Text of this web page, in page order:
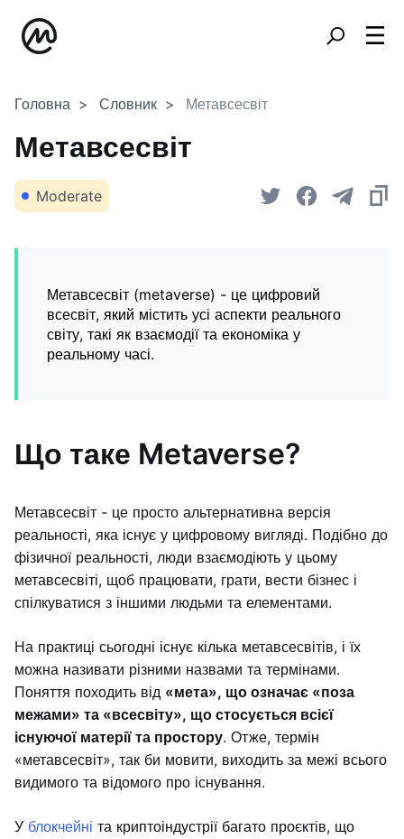
Головна Словник Метавсесвіт
Метавсесвіт
Moderate
Метавсесвіт (metaverse) - це цифровий
всесвіт, який містить усі аспекти реального
світу, такі як взаємодії та економіка у
реальному часі.
Що таке Metaverse?
Метавсесвіт - це просто альтернативна версія
реальності, яка існує у цифровому вигляді. Подібно до
фізичної реальності, люди взаємодіють у цьому
метавсесвіті, щоб працювати, грати, вести бізнес і
спілкуватися з іншими людьми та елементами.
На практиці сьогодні існує кілька метавсесвітів, і їх
можна називати різними назвами та термінами.
Поняття походить від «мета», що означає «поза
межами» та «всесвіту», що стосується всієї
існуючої матерії та простору. Отже, термін
«метавсесвіт», так би мовити, виходить за межі всього
видимого та відомого про існування.
У блокчейні та криптоіндустрії багато проєктів, що